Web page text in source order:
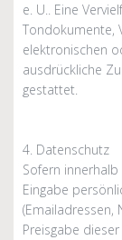
e. U.. Eine
Tondokumente,
elektronischen
ausdrückliche
gestattet.
4. Datenschutz
Sofern
Eingabe
(Emailadressen,
Preisgabe